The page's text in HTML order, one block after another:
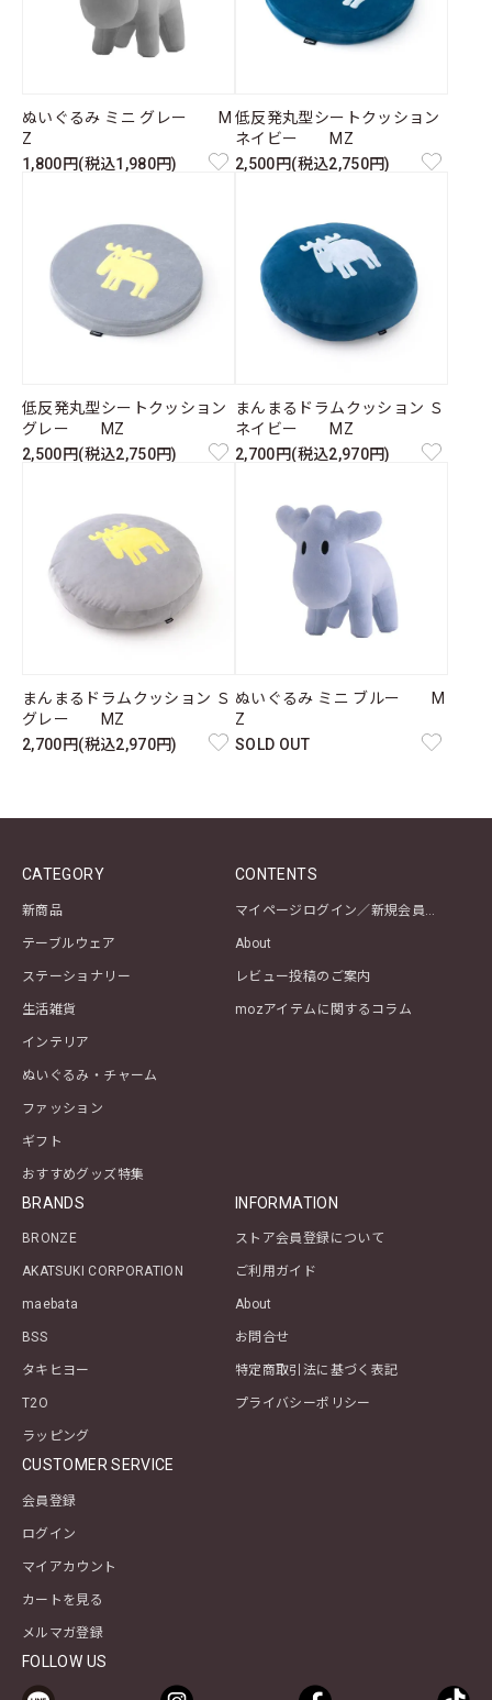
ぬいぐるみ ミニ グレー M
Z
1,800円(税込1,980円)
低反発丸型シートクッション
ネイビー MZ
2,500円(税込2,750円)
低反発丸型シートクッション
グレー MZ
2,500円(税込2,750円)
まんまるドラムクッション Ｓ
ネイビー MZ
2,700円(税込2,970円)
まんまるドラムクッション Ｓ
グレー MZ
2,700円(税込2,970円)
ぬいぐるみ ミニ ブルー M
Z
SOLD OUT
CATEGORY
新商品
テーブルウェア
ステーショナリー
生活雑貨
インテリア
ぬいぐるみ・チャーム
ファッション
ギフト
おすすめグッズ特集
CONTENTS
About
レビュー投稿のご案内
mozアイテムに関するコラム
BRANDS
BRONZE
AKATSUKI CORPORATION
maebata
BSS
タキヒヨー
T2O
ラッピング
INFORMATION
ストア会員登録について
ご利用ガイド
About
お問合せ
特定商取引法に基づく表記
プライバシーポリシー
CUSTOMER SERVICE
会員登録
ログイン
マイアカウント
カートを見る
メルマガ登録
FOLLOW US